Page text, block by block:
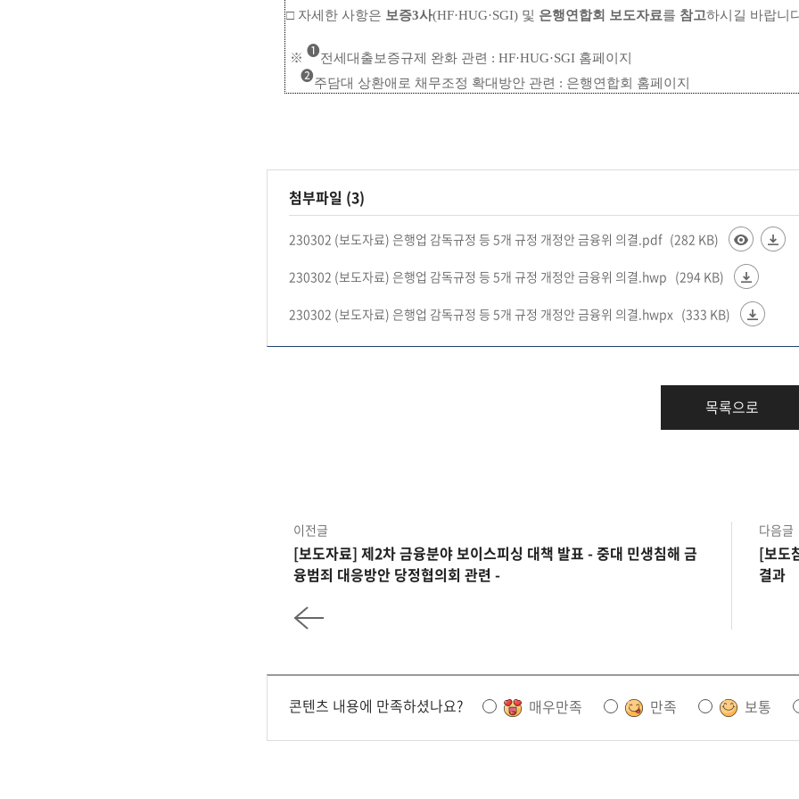
□ 자세한 사항은 보증3사(HF·HUG·SGI) 및 은행연합회 보도자료를 참고하시길 바랍니
※ ➊전세대출보증규제 완화 관련 : HF·HUG·SGI 홈페이지
➋주담대 상환애로 채무조정 확대방안 관련 : 은행연합회 홈페이지
첨부파일 (3)
230302 (보도자료) 은행업 감독규정 등 5개 규정 개정안 금융위 의결.pdf (282 KB)
230302 (보도자료) 은행업 감독규정 등 5개 규정 개정안 금융위 의결.hwp (294 KB)
230302 (보도자료) 은행업 감독규정 등 5개 규정 개정안 금융위 의결.hwpx (333 KB)
목록으로
이전글
[보도자료] 제2차 금융분야 보이스피싱 대책 발표 - 중대 민생침해 금
융범죄 대응방안 당정협의회 관련 -
다음글
[보도
결과
콘텐츠 내용에 만족하셨나요? 매우만족 만족 보통